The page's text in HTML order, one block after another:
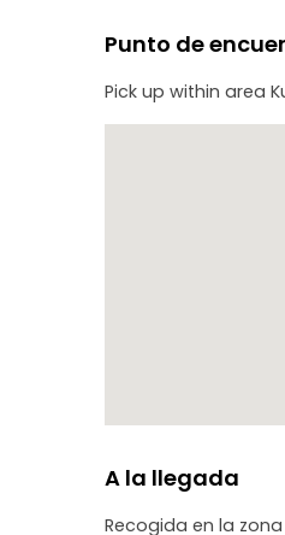
Punto de
Pick up within area
A la llegada
Recogida en la